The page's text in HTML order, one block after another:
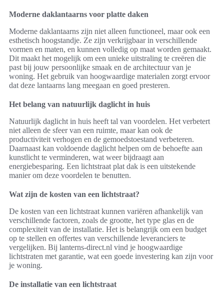
Moderne daklantaarns voor platte daken
Moderne daklantaarns zijn niet alleen functioneel, maar ook een
esthetisch hoogstandje. Ze zijn verkrijgbaar in verschillende
vormen en maten, en kunnen volledig op maat worden gemaakt.
Dit maakt het mogelijk om een unieke uitstraling te creëren die
past bij jouw persoonlijke smaak en de architectuur van je
woning. Het gebruik van hoogwaardige materialen zorgt ervoor
dat deze lantaarns lang meegaan en goed presteren.
Het belang van natuurlijk daglicht in huis
Natuurlijk daglicht in huis heeft tal van voordelen. Het verbetert
niet alleen de sfeer van een ruimte, maar kan ook de
productiviteit verhogen en de gemoedstoestand verbeteren.
Daarnaast kan voldoende daglicht helpen om de behoefte aan
kunstlicht te verminderen, wat weer bijdraagt aan
energiebesparing. Een lichtstraat plat dak is een uitstekende
manier om deze voordelen te benutten.
Wat zijn de kosten van een lichtstraat?
De kosten van een lichtstraat kunnen variëren afhankelijk van
verschillende factoren, zoals de grootte, het type glas en de
complexiteit van de installatie. Het is belangrijk om een budget
op te stellen en offertes van verschillende leveranciers te
vergelijken. Bij lanterns-direct.nl vind je hoogwaardige
lichtstraten met garantie, wat een goede investering kan zijn voor
je woning.
De installatie van een lichtstraat